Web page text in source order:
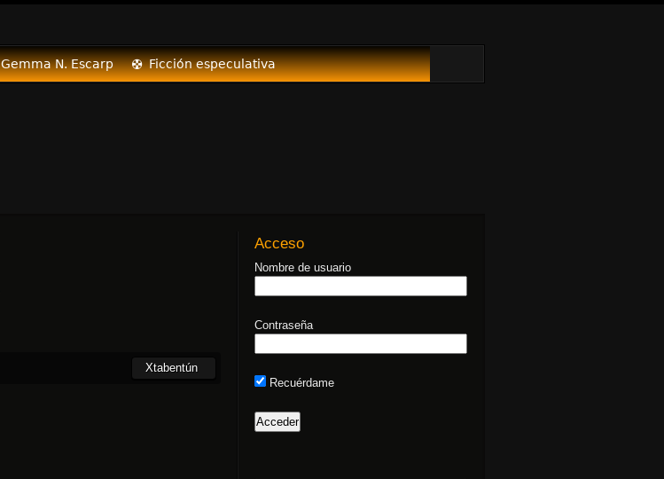
Gemma N. Escarp Ficción especulativa
Xtabentún
Acceso
Nombre de usuario
Contraseña
Recuérdame